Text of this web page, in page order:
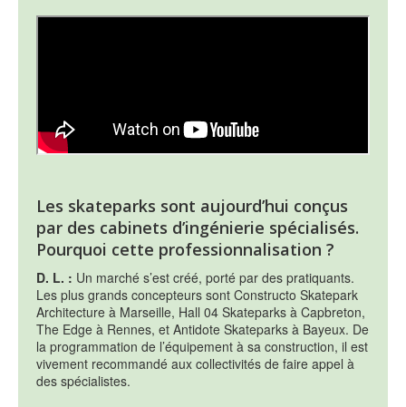
Les skateparks sont aujourd’hui conçus
par des cabinets d’ingénierie spécialisés.
Pourquoi cette professionnalisation ?
D. L. : Un marché s’est créé, porté par des pratiquants.
Les plus grands concepteurs sont Constructo Skatepark
Architecture à Marseille, Hall 04 Skateparks à Capbreton,
The Edge à Rennes, et Antidote Skateparks à Bayeux. De
la programmation de l’équipement à sa construction, il est
vivement recommandé aux collectivités de faire appel à
des spécialistes.